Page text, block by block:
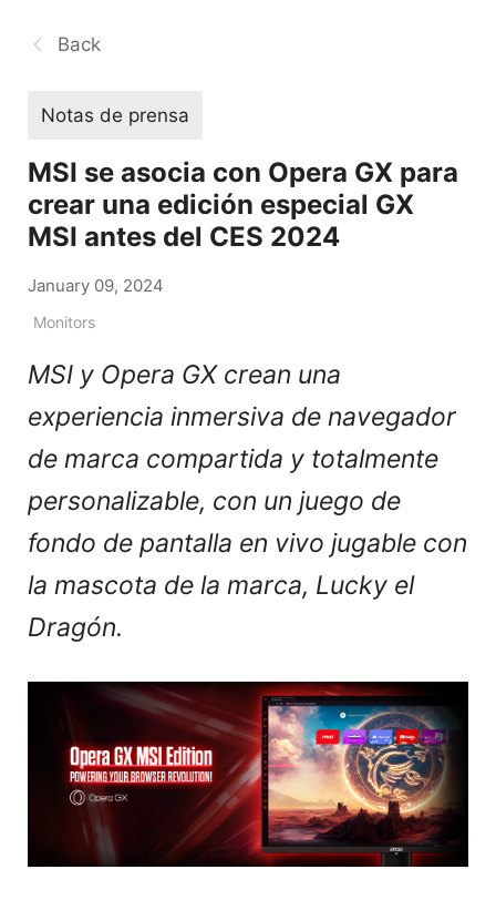
Back
Notas de prensa
MSI se asocia con Opera GX para
crear una edición especial GX
MSI antes del CES 2024
January 09, 2024
Monitors
MSI y Opera GX crean una
experiencia inmersiva de navegador
de marca compartida y totalmente
personalizable, con un juego de
fondo de pantalla en vivo jugable con
la mascota de la marca, Lucky el
Dragón.